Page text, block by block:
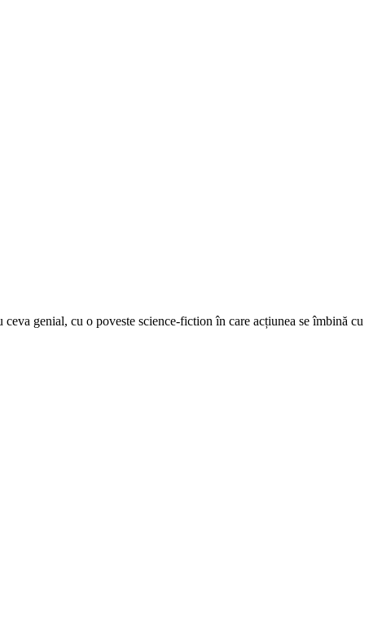
genial, cu o poveste science-fiction în care acțiunea se îmbină cu